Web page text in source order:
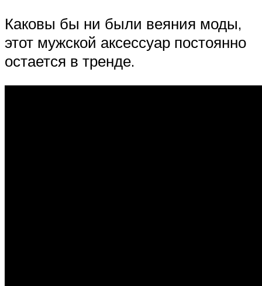
Каковы бы ни были веяния моды,
этот мужской аксессуар постоянно
остается в тренде.